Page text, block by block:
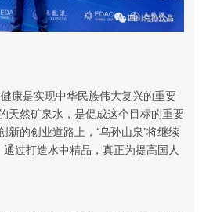
是实现中华民族伟大复兴的重要
天然矿泉水，是促成这个目标的重要
新的创业道路上，“乌孙山泉”将继续
通过打造水中精品，真正为提高国人